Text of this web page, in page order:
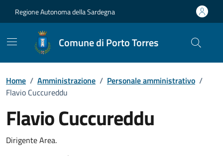
Regione Autonoma della Sardegna
Comune di Porto Torres
Home / Amministrazione / Personale amministrativo /
Flavio Cuccureddu
Flavio Cuccureddu
Dettaglio della persona
Dirigente Area.